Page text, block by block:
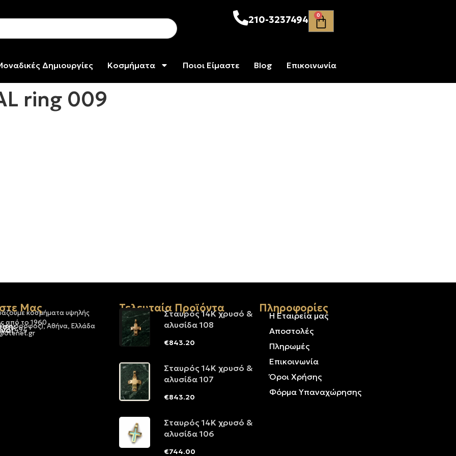
210-3237494 0
Δημιουργίες Κοσμήματα Ποιοι Είμαστε Blog Επικοινωνία
ring 009
Μας
κοσμήματα υψηλής
από το 1960
όροφος), Αθήνα, Ελλάδα
Τελευταία Προϊόντα
Σταυρός 14Κ χρυσό &
αλυσίδα 108
€843.20
Σταυρός 14Κ χρυσό &
αλυσίδα 107
€843.20
Σταυρός 14Κ χρυσό &
αλυσίδα 106
€744.00
Πληροφορίες
Η Εταιρεία μας
Αποστολές
Πληρωμές
Επικοινωνία
Όροι Χρήσης
Φόρμα Υπαναχώρησης